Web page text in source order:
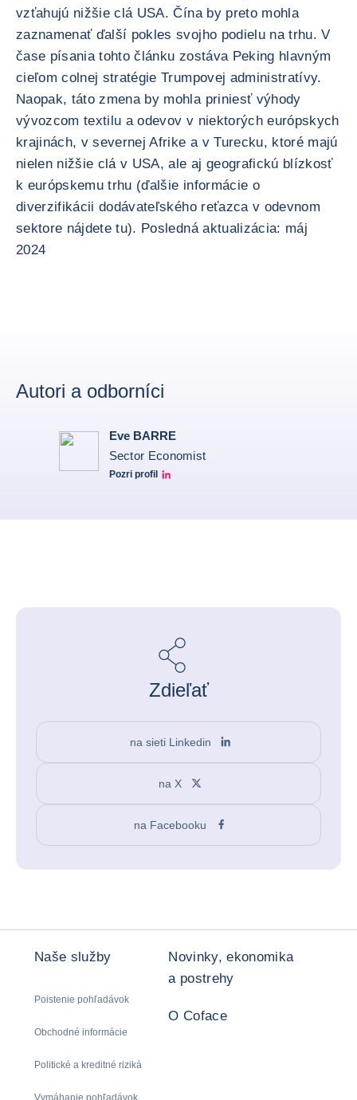
vzťahujú nižšie clá USA. Čína by preto mohla
zaznamenať ďalší pokles svojho podielu na trhu. V
čase písania tohto článku zostáva Peking hlavným
cieľom colnej stratégie Trumpovej administratívy.
Naopak, táto zmena by mohla priniesť výhody
vývozcom textilu a odevov v niektorých európskych
krajinách, v severnej Afrike a v Turecku, ktoré majú
nielen nižšie clá v USA, ale aj geografickú blízkosť
k európskemu trhu (ďalšie informácie o
diverzifikácii dodávateľského reťazca v odevnom
sektore nájdete tu). Posledná aktualizácia: máj
2024
Autori a odborníci
Eve BARRE
Sector Economist
Pozri profil
Eve barré linkedin
Zdieľať
na sieti Linkedin
na X
na Facebooku
Naše služby
Poistenie pohľadávok
Obchodné informácie
Politické a kreditné riziká
Vymáhanie pohľadávok
Novinky, ekonomika
a postrehy
O Coface